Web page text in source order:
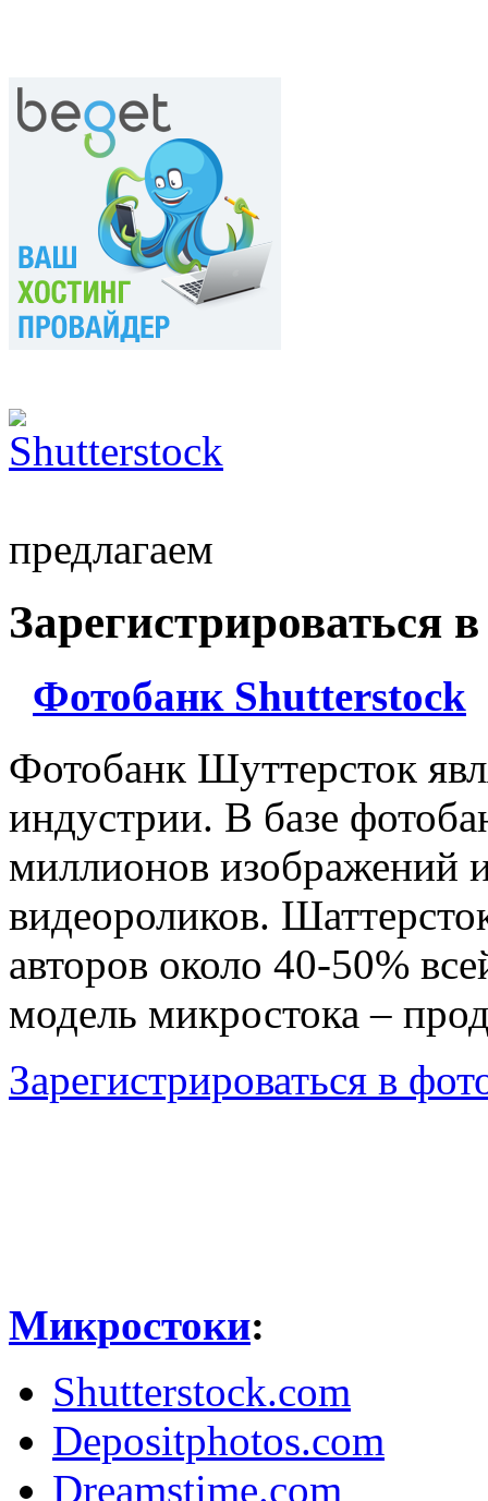
предлагаем
Зарегистрироваться
Фотобанк Shutterstock
Фотобанк Шуттерсток
индустрии. В базе
миллионов изображений
видеороликов.
авторов около 40-50%
модель микростока –
Зарегистрироваться в
Микростоки:
Shutterstock.com
Depositphotos.com
Dreamstime.com